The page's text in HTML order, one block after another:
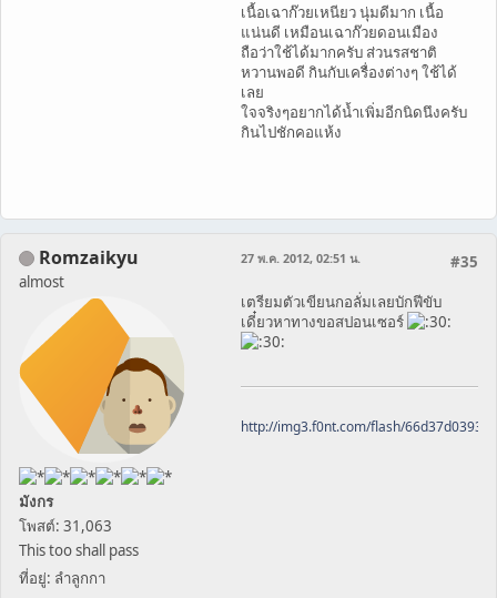
เนื้อเฉาก๊วยเหนียว นุ่มดีมาก เนื้อ
แน่นดี เหมือนเฉาก๊วยดอนเมือง
ถือว่าใช้ได้มากครับ ส่วนรสชาติ
หวานพอดี กินกับเครื่องต่างๆ ใช้ได้
เลย
ใจจริงๆอยากได้น้ำเพิ่มอีกนิดนึงครับ
กินไปชักคอแห้ง
Romzaikyu
almost
มังกร
โพสต์: 31,063
This too shall pass
ที่อยู่: ลำลูกกา
#35
27 พ.ค. 2012, 02:51 น.
เตรียมตัวเขียนกอลั่มเลยบักฟีขับ
เดี๋ยวหาทางขอสปอนเซอร์
http://img3.f0nt.com/flash/